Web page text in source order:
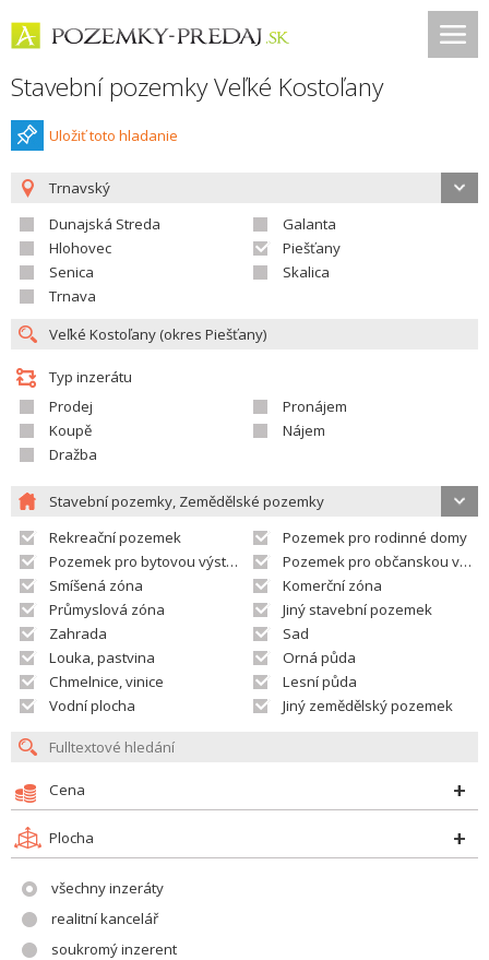
Stavební pozemky Veľké Kostoľany
Uložiť toto hladanie
Trnavský
Dunajská Streda
Galanta
Hlohovec
Piešťany
Senica
Skalica
Trnava
Typ inzerátu
Prodej
Pronájem
Koupě
Nájem
Dražba
Stavební pozemky, Zemědělské pozemky
Rekreační pozemek
Pozemek pro rodinné domy
Pozemek pro bytovou výstavbu
Pozemek pro občanskou vybavenost
Smíšená zóna
Komerční zóna
Průmyslová zóna
Jiný stavební pozemek
Zahrada
Sad
Louka, pastvina
Orná půda
Chmelnice, vinice
Lesní půda
Vodní plocha
Jiný zemědělský pozemek
Cena
Plocha
všechny inzeráty
realitní kancelář
soukromý inzerent